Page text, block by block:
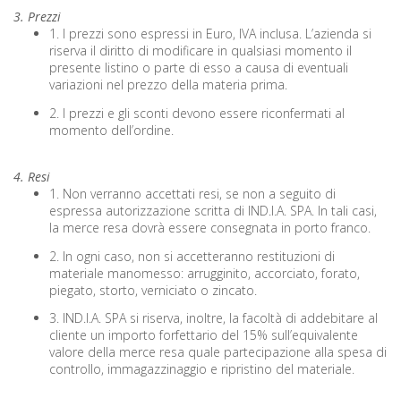
3. Prezzi
1. I prezzi sono espressi in Euro, IVA inclusa. L’azienda si
riserva il diritto di modificare in qualsiasi momento il
presente listino o parte di esso a causa di eventuali
variazioni nel prezzo della materia prima.
2. I prezzi e gli sconti devono essere riconfermati al
momento dell’ordine.
4. Resi
1. Non verranno accettati resi, se non a seguito di
espressa autorizzazione scritta di IND.I.A. SPA. In tali casi,
la merce resa dovrà essere consegnata in porto franco.
2. In ogni caso, non si accetteranno restituzioni di
materiale manomesso: arrugginito, accorciato, forato,
piegato, storto, verniciato o zincato.
3. IND.I.A. SPA si riserva, inoltre, la facoltà di addebitare al
cliente un importo forfettario del 15% sull’equivalente
valore della merce resa quale partecipazione alla spesa di
controllo, immagazzinaggio e ripristino del materiale.